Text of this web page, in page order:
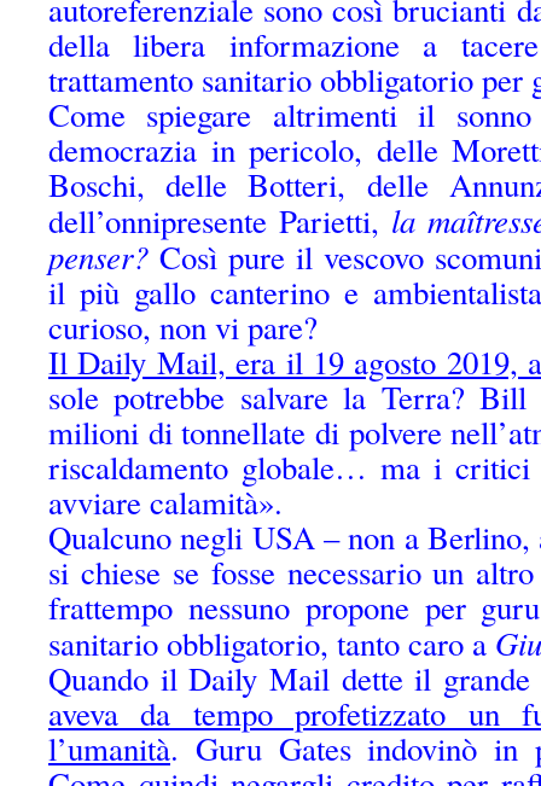
autoreferenziale sono così brucianti
della libera informazione a
trattamento sanitario obbligatorio per
Come spiegare altrimenti il
democrazia in pericolo, delle
Boschi, delle Botteri, delle
dell’onnipresente Parietti, la
penser? Così pure il vescovo
il più gallo canterino e
curioso, non vi pare?
Il Daily Mail, era il 19 agosto 2019,
sole potrebbe salvare la Terra? Bill
milioni di tonnellate di polvere
riscaldamento globale… ma i critici
avviare calamità».
Qualcuno negli USA – non a Berlino,
si chiese se fosse necessario un
frattempo nessuno propone per
sanitario obbligatorio, tanto caro a
Quando il Daily Mail dette il
aveva da tempo profetizzato un
l’umanità. Guru Gates indovinò in